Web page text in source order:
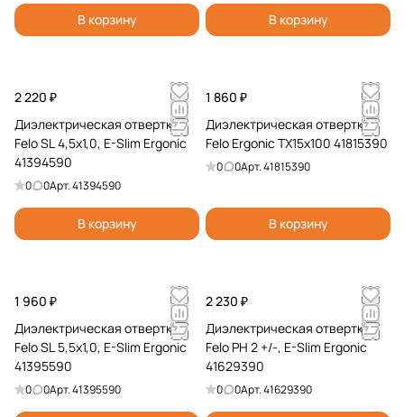
В корзину В корзину
2 220 ₽
Диэлектрическая отвертка
Felo SL 4,5х1,0, E-Slim Ergonic
41394590
0 0Арт.41394590
В корзину
1 860 ₽
Диэлектрическая отвертка
Felo Ergonic TX15x100 41815390
0 0Арт.41815390
В корзину
1 960 ₽
Диэлектрическая отвертка
Felo SL 5,5х1,0, E-Slim Ergonic
41395590
0 0Арт.41395590
2 230 ₽
Диэлектрическая отвертка
Felo PH 2 +/-, E-Slim Ergonic
41629390
0 0Арт.41629390